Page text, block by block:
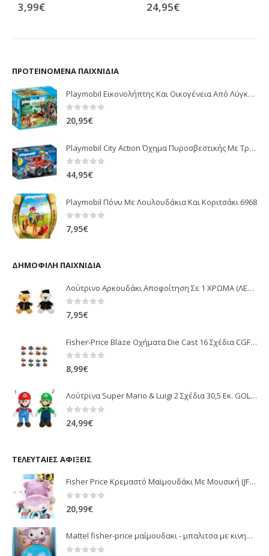
out of 5
3,99€ out of 5
24,95€
ΠΡΟΤΕΙΝΌΜΕΝΑ ΠΑΙΧΝΊΔΙΑ
Playmobil Εικονολήπτης Και Οικογένεια Από Λύγκες 5561
0 out of 5
20,95€
Playmobil City Action Όχημα Πυροσβεστικής Με Τροχαλία Ρυμούλκησης 9466
0 out of 5
44,95€
Playmobil Πόνυ Με Λουλουδάκια Και Κοριτσάκι 6968
0out of 5
7,95€
ΔΗΜΟΦΙΛΉ ΠΑΙΧΝΊΔΙΑ
Λούτρινο Αρκουδάκι Αποφοίτηση Σε 1 ΧΡΩΜΑ (ΛΕΥΚΟ)25Εκ 1850
0out of 5
7,95€
Fisher-Price Blaze Οχήματα Die Cast 16 Σχέδια CGF20
0 out of 5
8,99€
Λούτρινα Super Mario & Luigi 2 Σχέδια 30,5 Εκ. GOL13769
0 out of 5
24,99€
ΤΕΛΕΥΤΑΊΕΣ ΑΦΊΞΕΙΣ
Fisher Price Κρεμαστό Μαϊμουδάκι Με Μουσική (JFF02)
0 out of 5
20,99€
Mattel fisher-price μαίμουδακι - μπαλιτσα με κινηση JLB95